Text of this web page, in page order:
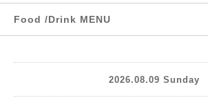
Food /Drink MENU
2026.08.09 Sunday